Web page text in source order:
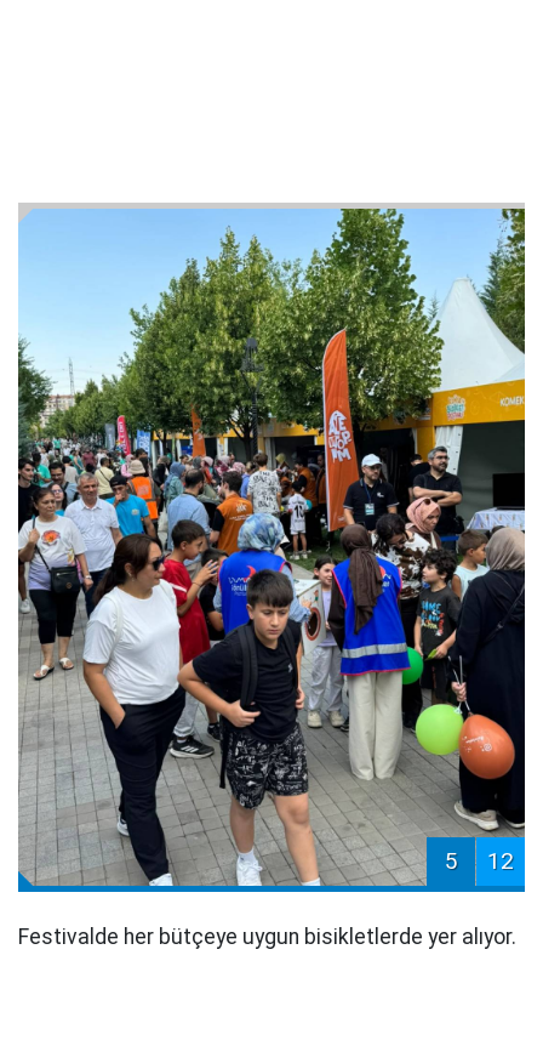
5 12
Festivalde her bütçeye uygun bisikletlerde yer alıyor.